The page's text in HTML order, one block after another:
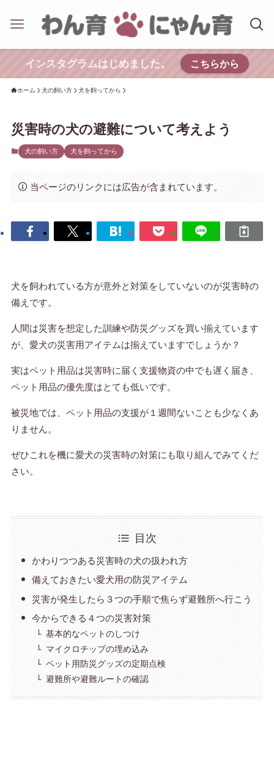
インスタグラムはじめました。 こちらから
ホーム 犬の飼い方 犬を飼ってから
災害時の犬の避難について考えよう
犬の飼い方 犬を飼ってから
当ページのリンクには広告が含まれています。
犬を飼われている方が意外と対策をしていないのが災害時の
備えです。
人間は災害を想定した訓練や防災グッズを買い揃えています
が、愛犬の災害用アイテムは揃えていますでしょうか？
実はペット用品は災害時に届く支援物資の中でも遅く届き、
ペット用品の優先度はとても低いです。
被災地では、ペット用品の支援が１週間ないことも少なくあ
りません。
ぜひこれを機に愛犬の災害時の対策にも取り組んでみてくだ
さい。
目次
かわりつつある災害時の犬の扱われ方
備えておきたい愛犬用の防災アイテム
災害が発生したら３つの手順で焦らず避難所へ行こう
今からできる４つの災害対策
基本的なペットのしつけ
マイクロチップの埋め込み
ペット用防災グッズの定期点検
避難所や避難ルートの確認